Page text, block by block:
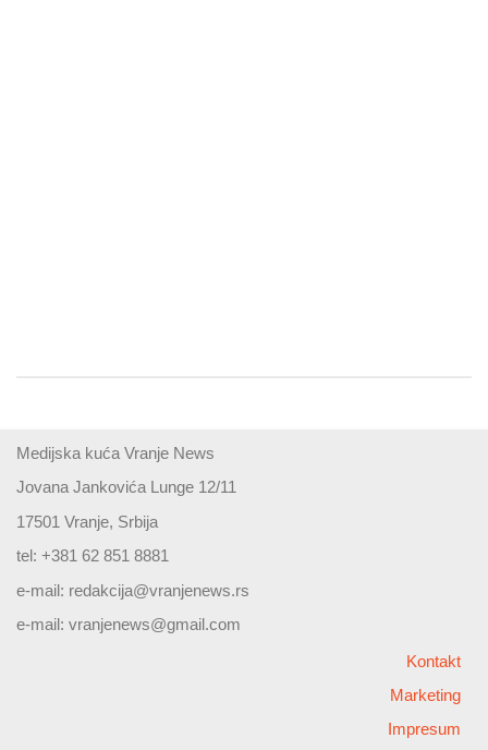
Medijska kuća Vranje News
Jovana Jankovića Lunge 12/11
17501 Vranje, Srbija
tel: +381 62 851 8881
e-mail: redakcija@vranjenews.rs
e-mail: vranjenews@gmail.com
Kontakt
Marketing
Impresum